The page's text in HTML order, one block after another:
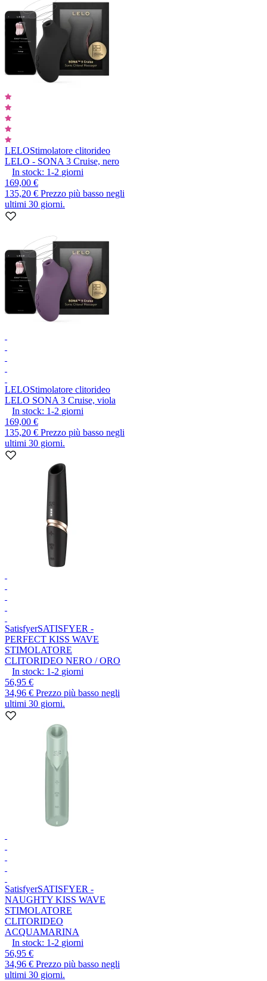
LELOStimolatore clitorideo
LELO - SONA 3 Cruise, nero
In stock: 1-2 giorni
169,00 €
135,20 € Prezzo più basso negli
ultimi 30 giorni.
LELOStimolatore clitorideo
LELO SONA 3 Cruise, viola
In stock: 1-2 giorni
169,00 €
135,20 € Prezzo più basso negli
ultimi 30 giorni.
SatisfyerSATISFYER -
PERFECT KISS WAVE
STIMOLATORE
CLITORIDEO NERO / ORO
In stock: 1-2 giorni
56,95 €
34,96 € Prezzo più basso negli
ultimi 30 giorni.
SatisfyerSATISFYER -
NAUGHTY KISS WAVE
STIMOLATORE
CLITORIDEO
ACQUAMARINA
In stock: 1-2 giorni
56,95 €
34,96 € Prezzo più basso negli
ultimi 30 giorni.